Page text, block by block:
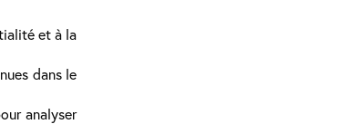
et à la
dans le
analyser